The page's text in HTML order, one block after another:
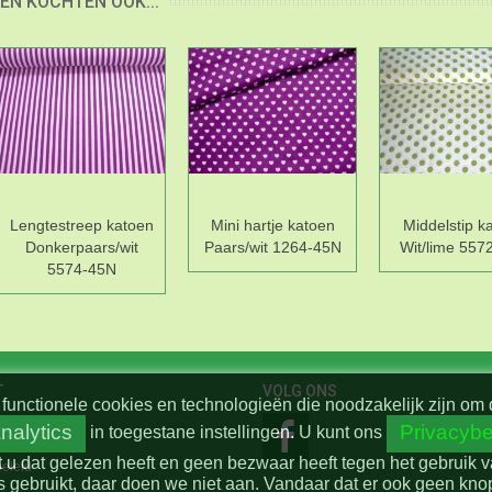
Lengtestreep katoen
Donkerpaars/wit
5574-45N
Mini hartje katoen
Paars/wit 1264-45N
Middelstip
Wit/lime
VOLG ONS
cookies en technologieën die noodzakelijk zijn
in toegestane instellingen. U kunt ons
dat gelezen heeft en geen bezwaar heeft tegen het gebruik
gebruikt, daar doen we niet aan. Vandaar dat er ook geen